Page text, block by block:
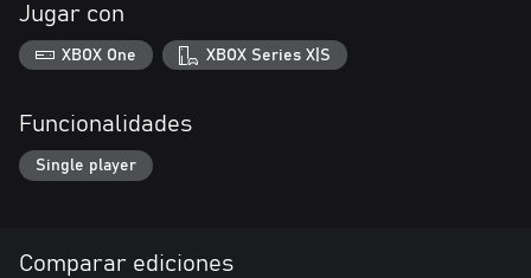
Jugar con
XBOX One XBOX Series X|S
Funcionalidades
Single player
Comparar ediciones